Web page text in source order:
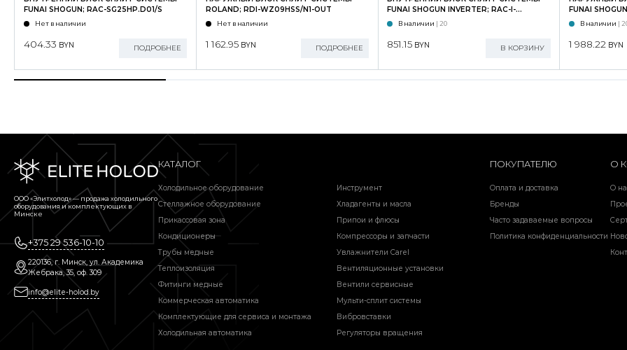
FUNAI SHOGUN; RAC-SG25HP.D01/S
Нет в наличии
404.33 BYN ПОДРОБНЕЕ
ROLAND; RDI-WZ09HSS/N1-OUT
Нет в наличии
1 162.95 BYN ПОДРОБНЕЕ
FUNAI SHOGUN INVERTER; RAC-I-
SG35HP.D02/S
В наличии | 20
851.15 BYN В КОРЗИНУ
FUNAI
SG35HP.D02/
В наличии |
1 988.22 BYN
ООО «Элитхолод» ― продажа холодильного
оборудования и комплектующих в
Минске
+375 29 536-10-10
220136, г. Минск, ул. Академика
Жебрака, 35, оф. 309
info@elite-holod.by
КАТАЛОГ
Холодильное оборудование
Стеллажное оборудование
Прикассовая зона
Кондиционеры
Трубы медные
Теплоизоляция
Фитинги медные
Коммерческая автоматика
Комплектующие для сервиса и монтажа
Холодильная автоматика
Инструмент
Хладагенты и масла
Припои и флюсы
Компрессоры и запчасти
Увлажнители Carel
Вентиляционные установки
Вентили сервисные
Мульти-сплит системы
Вибровставки
Регуляторы вращения
ПОКУПАТЕЛЮ
Оплата и доставка
Бренды
Часто задаваемые вопросы
Политика конфиденциальности
О
О